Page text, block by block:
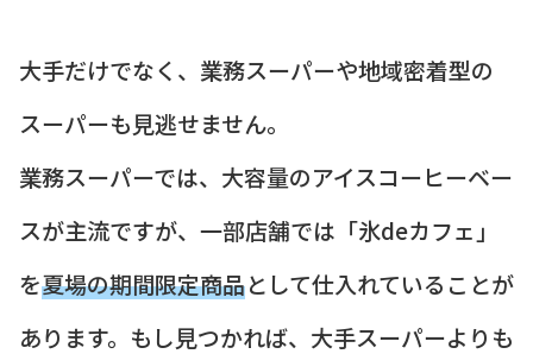
大手だけでなく、業務スーパーや地域密着型の
スーパーも見逃せません。
業務スーパーでは、大容量のアイスコーヒーベー
スが主流ですが、一部店舗では「氷deカフェ」
を夏場の期間限定商品として仕入れていることが
あります。もし見つかれば、大手スーパーよりも